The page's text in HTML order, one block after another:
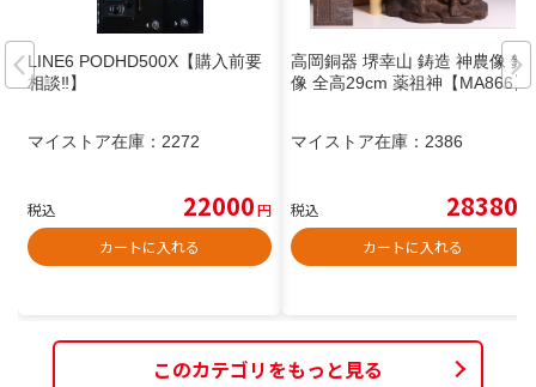
LINE6 PODHD500X【購入前要
相談‼️】
マイストア在庫： 2272
税込 22000円
カートに入れる
高岡銅器 堺幸山 鋳造 神農像 銅
像 全高29cm 薬祖神【MA866】
マイストア在庫： 2386
税込 28380
カートに入れる
このカテゴリをもっと見る